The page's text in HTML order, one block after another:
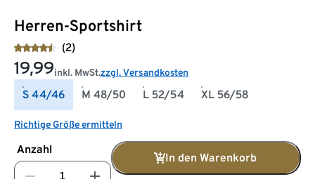
Herren-Sportshirt
(2)
19,99inkl. MwSt.zzgl. Versandkosten
S 44/46 M 48/50 L 52/54 XL 56/58
Richtige Größe ermitteln
Anzahl
In den Warenkorb